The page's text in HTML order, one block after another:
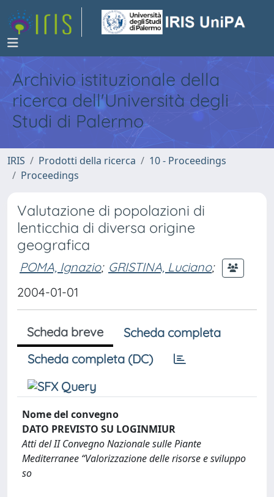
Archivio istituzionale della
ricerca dell'Università degli
Studi di Palermo
IRIS Prodotti della ricerca
10 - Proceedings
Proceedings
Valutazione di popolazioni di
lenticchia di diversa origine
geografica
POMA, Ignazio; GRISTINA, Luciano;
2004-01-01
Scheda breve
Scheda completa
Scheda completa (DC)
Nome del convegno
DATO PREVISTO SU LOGINMIUR
Atti del II Convegno Nazionale sulle Piante
Mediterranee “Valorizzazione delle risorse e sviluppo
so